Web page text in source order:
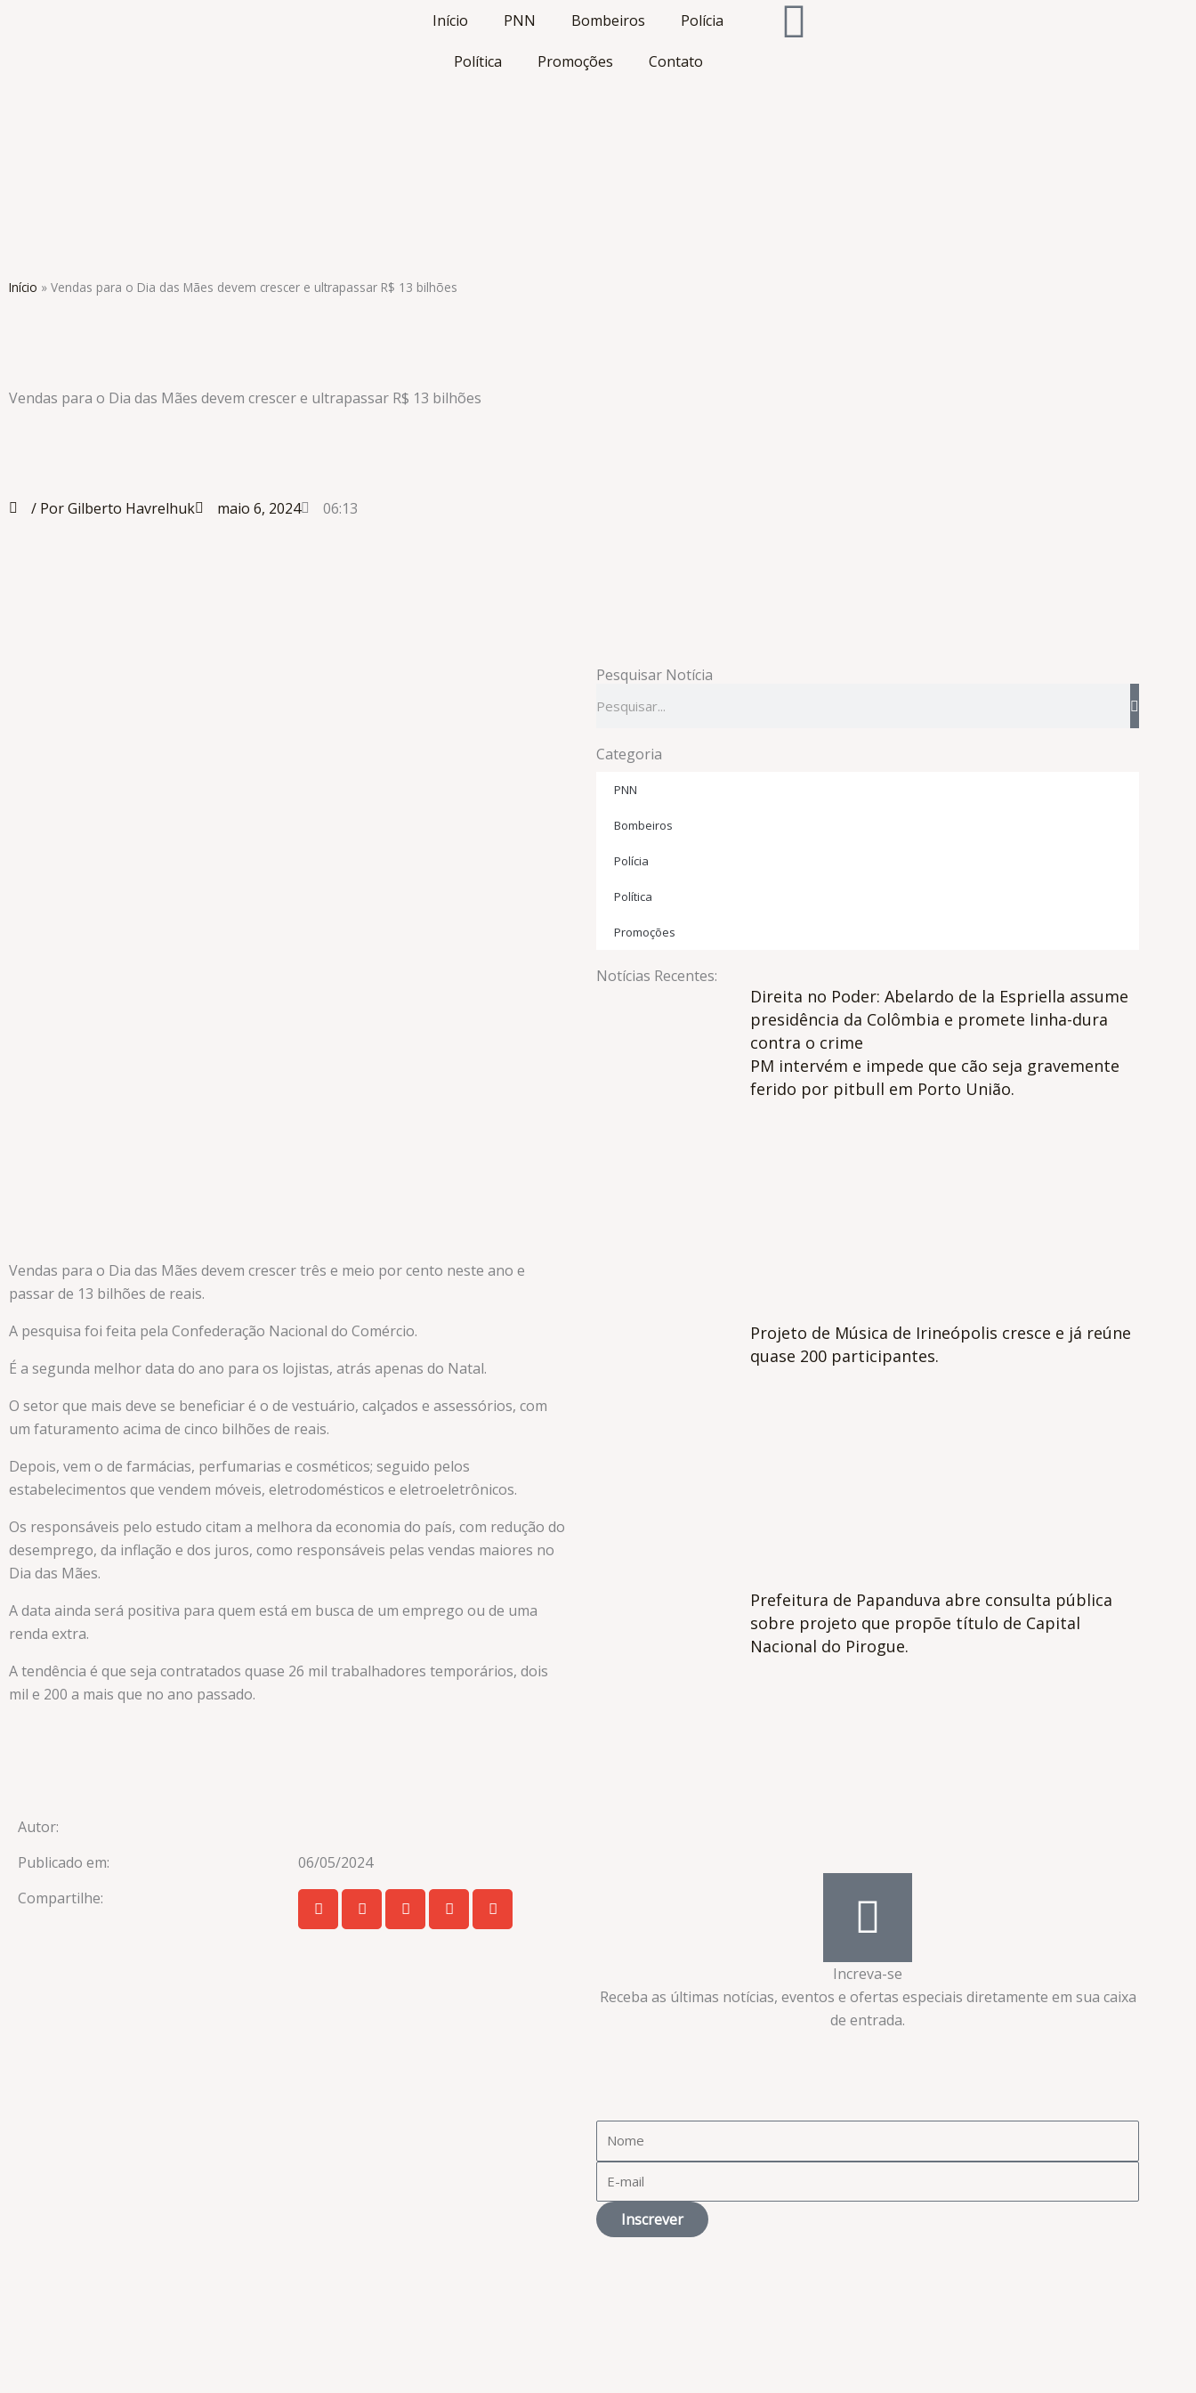
Início PNN Bombeiros Polícia
Política Promoções Contato
Início » Vendas para o Dia das Mães devem crescer e ultrapassar R$ 13 bilhões
Vendas para o Dia das Mães devem crescer e ultrapassar R$ 13 bilhões
/ Por Gilberto Havrelhuk maio 6, 2024 06:13
Vendas para o Dia das Mães devem crescer três e meio por cento neste ano e
passar de 13 bilhões de reais.
A pesquisa foi feita pela Confederação Nacional do Comércio.
É a segunda melhor data do ano para os lojistas, atrás apenas do Natal.
O setor que mais deve se beneficiar é o de vestuário, calçados e assessórios, com
um faturamento acima de cinco bilhões de reais.
Depois, vem o de farmácias, perfumarias e cosméticos; seguido pelos
estabelecimentos que vendem móveis, eletrodomésticos e eletroeletrônicos.
Os responsáveis pelo estudo citam a melhora da economia do país, com redução do
desemprego, da inflação e dos juros, como responsáveis pelas vendas maiores no
Dia das Mães.
A data ainda será positiva para quem está em busca de um emprego ou de uma
renda extra.
A tendência é que seja contratados quase 26 mil trabalhadores temporários, dois
mil e 200 a mais que no ano passado.
Autor:
Publicado em:
06/05/2024
Compartilhe:
Pesquisar Notícia
Categoria
PNN
Bombeiros
Polícia
Política
Promoções
Notícias Recentes:
Direita no Poder: Abelardo de la Espriella assume
presidência da Colômbia e promete linha-dura
contra o crime
PM intervém e impede que cão seja gravemente
ferido por pitbull em Porto União.
Projeto de Música de Irineópolis cresce e já reúne
quase 200 participantes.
Prefeitura de Papanduva abre consulta pública
sobre projeto que propõe título de Capital
Nacional do Pirogue.
Increva-se
Receba as últimas notícias, eventos e ofertas especiais diretamente em sua caixa
de entrada.​
Inscrever